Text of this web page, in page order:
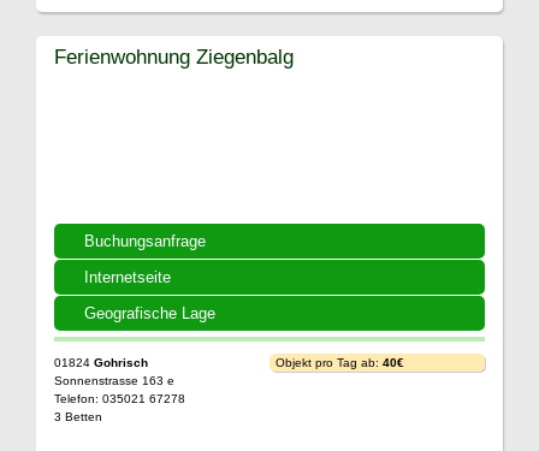
Buchungsanfrage
Internetseite
Geografische Lage
Ferienwohnung Ziegenbalg
01824 Gohrisch
Sonnenstrasse 163 e
Telefon: 035021 67278
3 Betten
Objekt pro Tag ab: 40€